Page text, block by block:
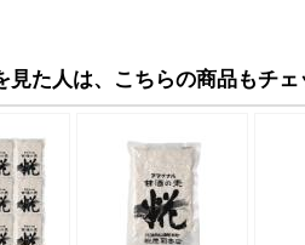
見た人は、こちらの商品もチェ